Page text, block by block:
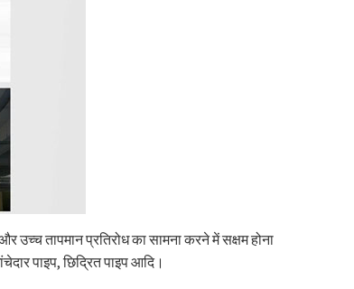
उच्च तापमान प्रतिरोध का सामना करने में सक्षम होना
पाइप, छिद्रित पाइप आदि।